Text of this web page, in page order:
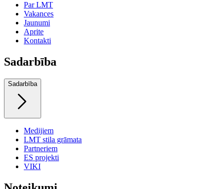
Par LMT
Vakances
Jaunumi
Aprite
Kontakti
Sadarbība
Sadarbība
Medijiem
LMT stila grāmata
Partneriem
ES projekti
VIKI